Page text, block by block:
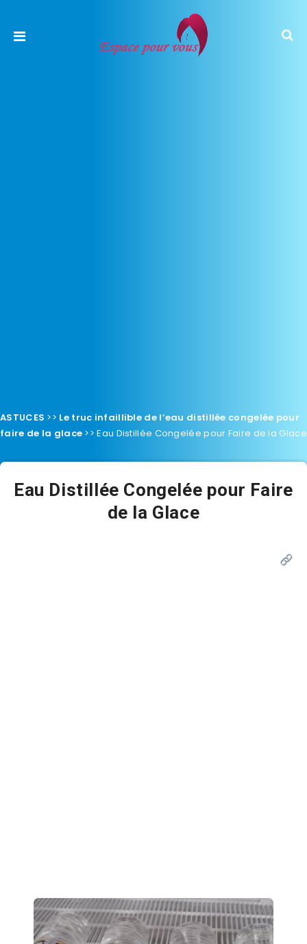
ASTUCES >> Le truc infaillible de l’eau distillée congelée pour
faire de la glace >>Eau Distillée Congelée pour Faire de la Glace
Eau Distillée Congelée pour Faire
de la Glace